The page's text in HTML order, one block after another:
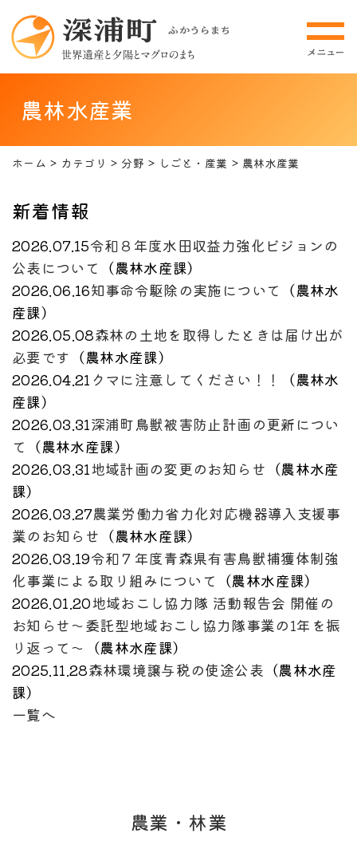
農林水産業
ホーム カテゴリ 分野 しごと・産業 農林水産業
新着情報
2026.07.15令和８年度水田収益力強化ビジョンの
公表について （農林水産課）
2026.06.16知事命令駆除の実施について （農林水
産課）
2026.05.08森林の土地を取得したときは届け出が
必要です （農林水産課）
2026.04.21クマに注意してください！！ （農林水
産課）
2026.03.31深浦町鳥獣被害防止計画の更新につい
て （農林水産課）
2026.03.31地域計画の変更のお知らせ （農林水産
課）
2026.03.27農業労働力省力化対応機器導入支援事
業のお知らせ （農林水産課）
2026.03.19令和７年度青森県有害鳥獣捕獲体制強
化事業による取り組みについて （農林水産課）
2026.01.20地域おこし協力隊 活動報告会 開催の
お知らせ～委託型地域おこし協力隊事業の1年を振
り返って～
（農林水産課）
2025.11.28森林環境譲与税の使途公表 （農林水産
課）
一覧へ
農業・林業